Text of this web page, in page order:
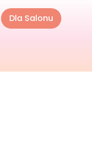
Dla Salonu